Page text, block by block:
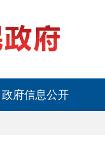
政府信息公开